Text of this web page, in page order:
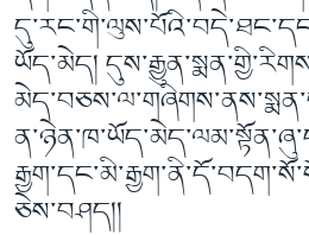
ཡོད་མེད།
ཅེས་བཤད།།